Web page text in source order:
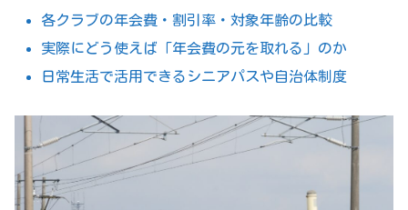
各クラブの年会費・割引率・対象年齢の比較
実際にどう使えば「年会費の元を取れる」のか
日常生活で活用できるシニアパスや自治体制度